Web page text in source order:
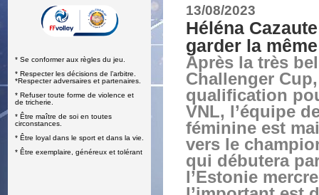
* Se conformer aux règles du jeu.
* Respecter les décisions de l’arbitre.
*Respecter adversaires et partenaires.
* Refuser toute forme de violence et
de tricherie.
* Être maître de soi en toutes
circonstances.
* Être loyal dans le sport et dans la vie.
* Être exemplaire, généreux et tolérant
13/08/2023
Héléna
garder la
Après la très
Challenger
qualification
VNL, l’équipe
féminine est
vers le
qui débutera
l’Estonie